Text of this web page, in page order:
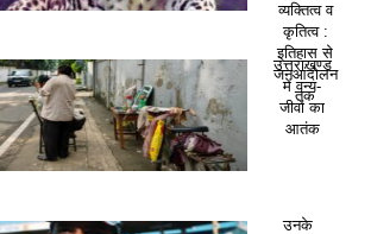
व्यक्तित्व व
कृतित्व :
इतिहास से
जनआंदोलन
तक
उत्तराखण्ड
में वन्य-
जीवों का
आतंक
उनके